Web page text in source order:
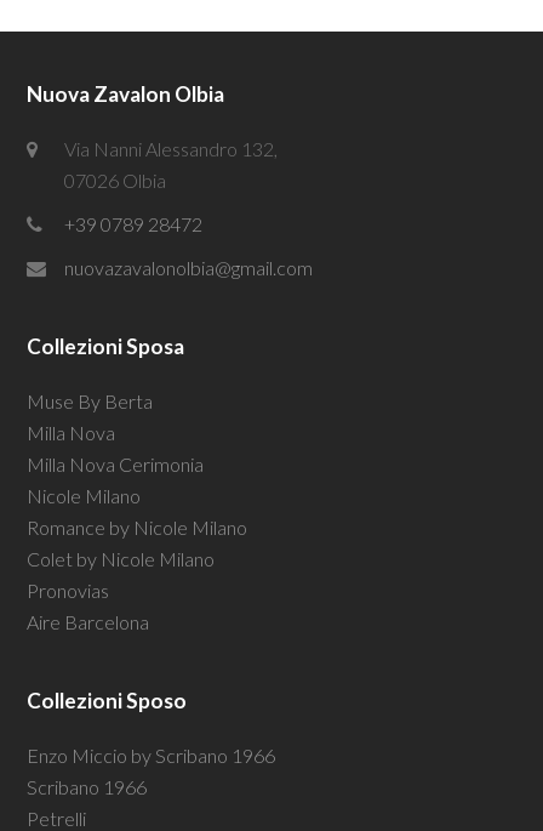
Nuova Zavalon Olbia
Via Nanni Alessandro 132,
07026 Olbia
+39 0789 28472
nuovazavalonolbia@gmail.com
Collezioni Sposa
Muse By Berta
Milla Nova
Milla Nova Cerimonia
Nicole Milano
Romance by Nicole Milano
Colet by Nicole Milano
Pronovias
Aire Barcelona
Collezioni Sposo
Enzo Miccio by Scribano 1966
Scribano 1966
Petrelli